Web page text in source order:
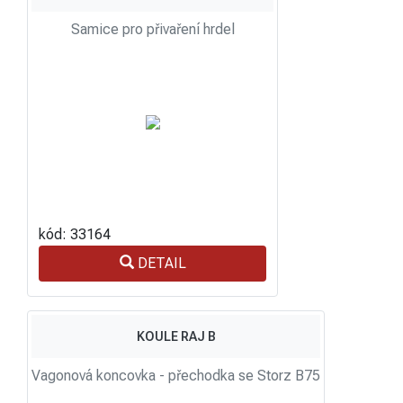
Samice pro přivaření hrdel
kód: 33164
DETAIL
KOULE RAJ B
Vagonová koncovka - přechodka se Storz B75